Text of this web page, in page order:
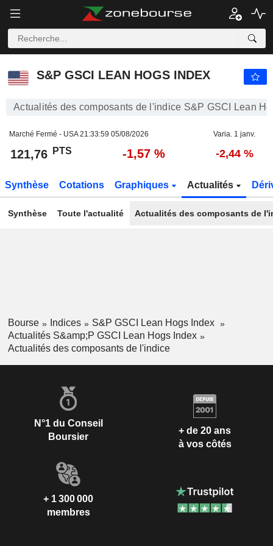
S&P GSCI LEAN HOGS INDEX
Actualités des composants de l'indice S&P GSCI Lean
Marché Fermé - USA21:33:59 05/08/2026 Varia. 1 janv.
121,76 PTS -1,57 % -2,44 %
Synthèse Cotations Graphiques Actualités
Synthèse Toute l'actualité Actualités des composants de
Bourse Indices
S&P GSCI Lean Hogs Index
Actualités S&amp;P GSCI Lean Hogs Index
Actualités des composants de l'indice
N°1 du Conseil
Boursier
+ de 20 ans
à vos côtés
+ 1 300 000
membres